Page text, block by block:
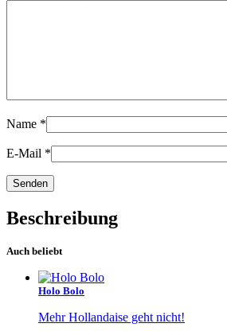
Name *
E-Mail *
Beschreibung
Auch beliebt
Holo Bolo
Mehr Hollandaise geht nicht!